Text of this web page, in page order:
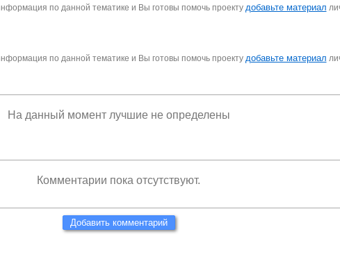
по данной тематике и Вы готовы помочь проекту добавьте материал
по данной тематике и Вы готовы помочь проекту добавьте материал
На данный момент лучшие не определены
Комментарии пока отсутствуют.
Добавить комментарий